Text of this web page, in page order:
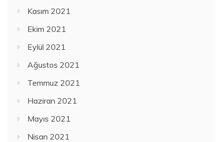
Kasım 2021
Ekim 2021
Eylül 2021
Ağustos 2021
Temmuz 2021
Haziran 2021
Mayıs 2021
Nisan 2021